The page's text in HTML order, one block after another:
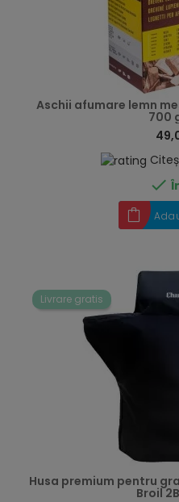
Aschii afumare lemn
700

Livrare gratis
Husa premium pentru
Broil